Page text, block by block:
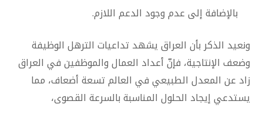
بالإضافة إلى عدم وجود الدعم اللازم.
ونعيد الذكر بأن العراق يشهد تداعيات الترهل الوظيفة
وضعف الإنتاجية، فإنّ أعداد العمال والموظفين في العراق
زاد عن المعدل الطبيعي في العالم تسعة أضعاف، مما
يستدعي إيجاد الحلول المناسبة بالسرعة القصوى،